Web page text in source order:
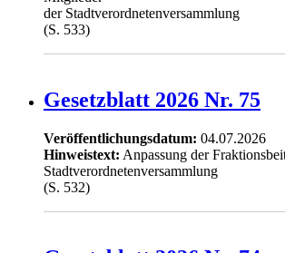
der Stadtverordnetenversammlung
(S. 533)
Gesetzblatt 2026 Nr. 75
Veröffentlichungsdatum: 04.07.2026
Hinweistext: Anpassung der
Stadtverordnetenversammlung
(S. 532)